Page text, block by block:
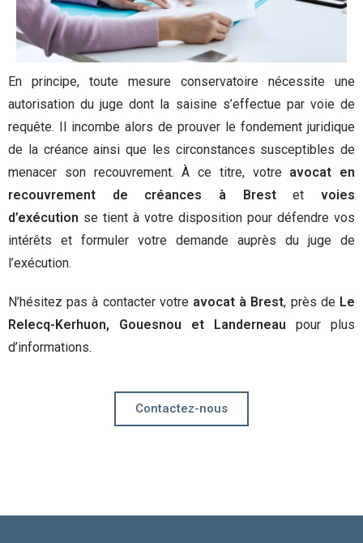
En principe, toute mesure conservatoire nécessite une
autorisation du juge dont la saisine s’effectue par voie de
requête. Il incombe alors de prouver le fondement juridique
de la créance ainsi que les circonstances susceptibles de
menacer son recouvrement. À ce titre, votre avocat en
recouvrement de créances à Brestetvoies
d’exécution se tient à votre disposition pour défendre vos
intérêts et formuler votre demande auprès du juge de
l’exécution.
N’hésitez pas à contacter votreavocat à Brest, près deLe
Relecq-Kerhuon, Gouesnou et Landerneau pour plus
d’informations.
Contactez-nous